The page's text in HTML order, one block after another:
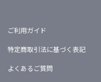
ご利用ガイド
特定商取引法に基づく表記
よくあるご質問